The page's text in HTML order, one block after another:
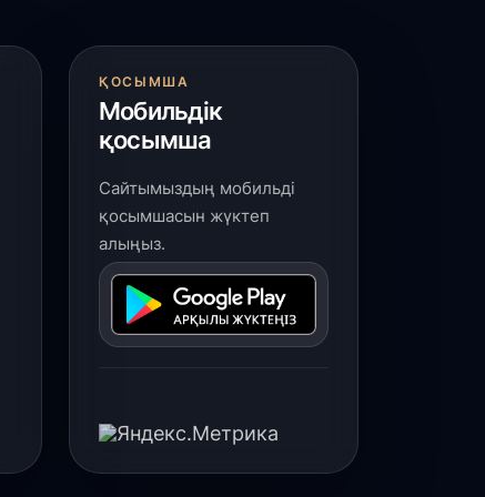
ҚОСЫМША
Мобильдік
қосымша
Сайтымыздың мобильді
қосымшасын жүктеп
алыңыз.